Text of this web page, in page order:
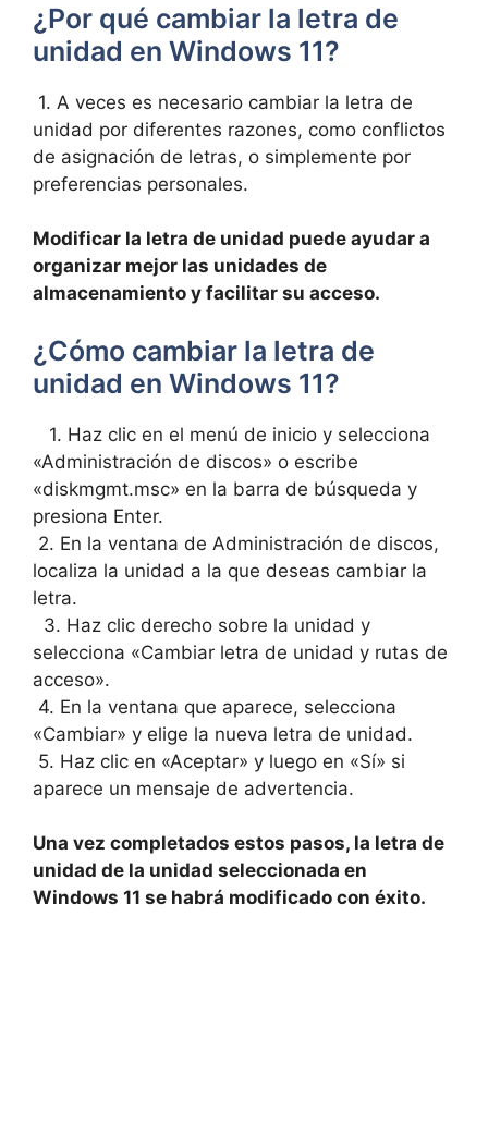
¿Por qué⁤ cambiar⁤ la⁤ letra de ​
unidad en Windows 11?
⁤ 1. A ⁣veces es necesario cambiar la letra de
unidad por diferentes razones, como conflictos
de asignación de⁣ letras, o simplemente por ​
preferencias personales.
Modificar la letra de unidad puede ayudar a⁢
organizar mejor las⁢ unidades​ de
almacenamiento y facilitar su acceso.
¿Cómo cambiar la letra de
unidad‍ en Windows 11?
​ ⁢ ​ 1. Haz ‍clic en‍ el menú ⁢de inicio ⁢y selecciona
«Administración‌ de⁢ discos» o⁣ escribe
«diskmgmt.msc» en la barra⁣ de búsqueda y
presiona Enter.
​ 2. En la ventana de Administración⁢ de discos,‍
localiza la unidad a⁣ la que ​deseas cambiar la
‍letra.
‍ ⁢ 3. Haz clic⁤ derecho sobre la unidad y
selecciona «Cambiar letra de unidad y‍ rutas de
acceso».
⁢ 4. En la ventana que aparece, selecciona
«Cambiar» y‌ elige la nueva letra de ⁣unidad.
⁢ 5.‍ Haz clic en «Aceptar» y luego en «Sí» ​si
aparece un mensaje ​de advertencia.
Una vez completados estos pasos, la letra de‍
unidad de la unidad seleccionada en
Windows⁤ 11 se habrá modificado⁤ con éxito.